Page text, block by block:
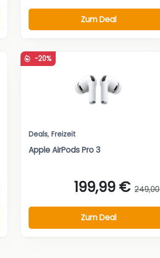
Zum Deal
-20%
Deals, Freizeit
Apple AirPods Pro 3
199,99 €
Zum Deal